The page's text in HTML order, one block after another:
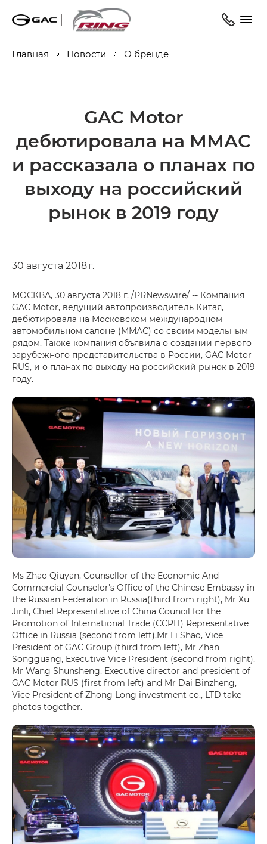
Главная Новости О бренде
GAC Motor
дебютировала на ММАС
и рассказала о планах по
выходу на российский
рынок в 2019 году
30 августа 2018 г.
МОСКВА, 30 августа 2018 г. /PRNewswire/ -- Компания
GAC Motor, ведущий автопроизводитель Китая,
дебютировала на Московском международном
автомобильном салоне (ММАС) со своим модельным
рядом. Также компания объявила о создании первого
зарубежного представительства в России, GAC Motor
RUS, и о планах по выходу на российский рынок в 2019
году.
Ms Zhao Qiuyan, Counsellor of the Economic And
Commercial Counselor's Office of the Chinese Embassy in
the Russian Federation in Russia(third from right), Mr Xu
Jinli, Chief Representative of China Council for the
Promotion of International Trade (CCPIT) Representative
Office in Russia (second from left),Mr Li Shao, Vice
President of GAC Group (third from left), Mr Zhan
Songguang, Executive Vice President (second from right),
Mr Wang Shunsheng, Executive director and president of
GAC Motor RUS (first from left) and Mr Dai Binzheng,
Vice President of Zhong Long investment co., LTD take
photos together.